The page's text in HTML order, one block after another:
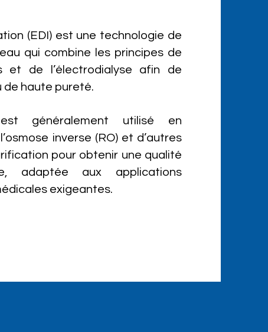
(EDI) est une technologie de
qui combine les principes de
et de l’électrodialyse afin de
de haute pureté.
généralement utilisé en
inverse (RO) et d’autres
pour obtenir une qualité
adaptée aux applications
exigeantes.